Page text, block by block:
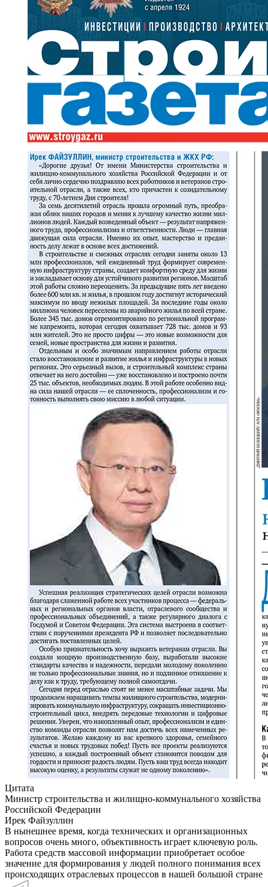
Цитата
Министр строительства и жилищно-коммунального хозяйства
Российской Федерации
Ирек Файзуллин
В нынешнее время, когда технических и организационных
вопросов очень много, объективность играет ключевую роль.
Работа средств массовой информации приобретает особое
значение для формирования у людей полного понимания всех
происходящих отраслевых процессов в нашей большой стране